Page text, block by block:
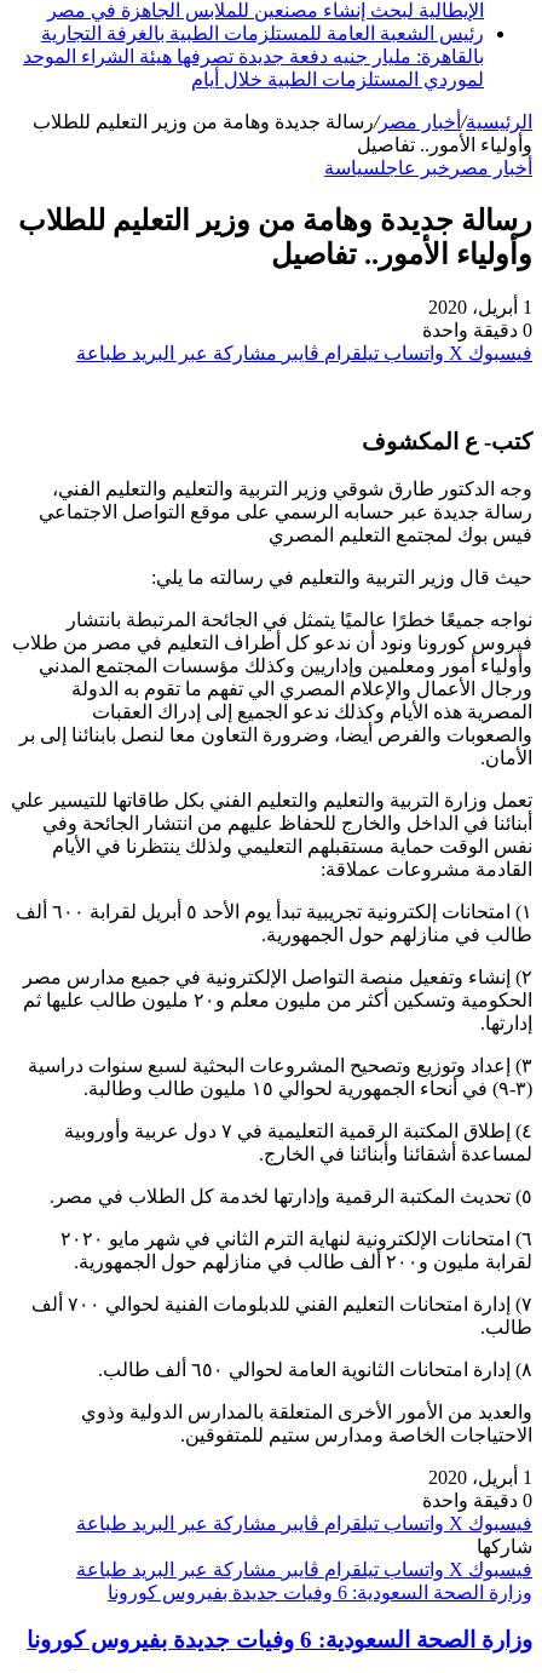
الإيطالية لبحث إنشاء مصنعين للملابس الجاهزة في مصر
رئيس الشعبة العامة للمستلزمات الطبية بالغرفة التجارية
بالقاهرة: مليار جنيه دفعة جديدة تصرفها هيئة الشراء الموحد
لموردي المستلزمات الطبية خلال أيام
الرئيسية/ أخبار مصر/رسالة جديدة وهامة من وزير التعليم للطلاب
وأولياء الأمور.. تفاصيل
أخبار مصر خبر عاجلسياسة
رسالة جديدة وهامة من وزير التعليم للطلاب
وأولياء الأمور.. تفاصيل
1 أبريل، 2020
0 دقيقة واحدة
فيسبوك ‫X واتساب تيلقرام ڤايبر مشاركة عبر البريد طباعة
كتب- ع المكشوف
وجه الدكتور طارق شوقي وزير التربية والتعليم والتعليم الفني،
رسالة جديدة عبر حسابه الرسمي على موقع التواصل الاجتماعي
فيس بوك لمجتمع التعليم المصري
حيث قال وزير التربية والتعليم في رسالته ما يلي:
نواجه جميعًا خطرًا عالميًا يتمثل في الجائحة المرتبطة بانتشار
فيروس كورونا ونود أن ندعو كل أطراف التعليم في مصر من طلاب
وأولياء أمور ومعلمين وإداريين وكذلك مؤسسات المجتمع المدني
ورجال الأعمال والإعلام المصري الي تفهم ما تقوم به الدولة
المصرية هذه الأيام وكذلك ندعو الجميع إلى إدراك العقبات
والصعوبات والفرص أيضا، وضرورة التعاون معا لنصل بابنائنا إلى بر
الأمان.
تعمل وزارة التربية والتعليم والتعليم الفني بكل طاقاتها للتيسير علي
أبنائنا في الداخل والخارج للحفاظ عليهم من انتشار الجائحة وفي
نفس الوقت حماية مستقبلهم التعليمي ولذلك ينتظرنا في الأيام
القادمة مشروعات عملاقة:
١) امتحانات إلكترونية تجريبية تبدأ يوم الأحد ٥ أبريل لقرابة ٦٠٠ ألف
طالب في منازلهم حول الجمهورية.
٢) إنشاء وتفعيل منصة التواصل الإلكترونية في جميع مدارس مصر
الحكومية وتسكين أكثر من مليون معلم و٢٠ مليون طالب عليها ثم
إدارتها.
٣) إعداد وتوزيع وتصحيح المشروعات البحثية لسبع سنوات دراسية
(٣-٩) في أنحاء الجمهورية لحوالي ١٥ مليون طالب وطالبة.
٤) إطلاق المكتبة الرقمية التعليمية في ٧ دول عربية وأوروبية
لمساعدة أشقائنا وأبنائنا في الخارج.
٥) تحديث المكتبة الرقمية وإدارتها لخدمة كل الطلاب في مصر.
٦) امتحانات الإلكترونية لنهاية الترم الثاني في شهر مايو ٢٠٢٠
لقرابة مليون و٢٠٠ ألف طالب في منازلهم حول الجمهورية.
٧) إدارة امتحانات التعليم الفني للدبلومات الفنية لحوالي ٧٠٠ ألف
طالب.
٨) إدارة امتحانات الثانوية العامة لحوالي ٦٥٠ ألف طالب.
والعديد من الأمور الأخرى المتعلقة بالمدارس الدولية وذوي
الاحتياجات الخاصة ومدارس ستيم للمتفوقين.
1 أبريل، 2020
0 دقيقة واحدة
فيسبوك ‫X واتساب تيلقرام ڤايبر مشاركة عبر البريد طباعة
شاركها
فيسبوك ‫X واتساب تيلقرام ڤايبر مشاركة عبر البريد طباعة
وزارة الصحة السعودية: 6 وفيات جديدة بفيروس كورونا
وزارة الصحة السعودية: 6 وفيات جديدة بفيروس كورونا